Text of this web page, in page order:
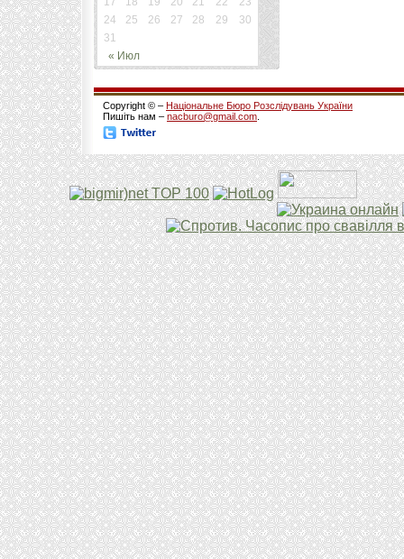
« Июл
24
25 26 27 28 29
30
31
Copyright © – Національне Бюро Розслідувань України
Пишіть нам – nacburo@gmail.com